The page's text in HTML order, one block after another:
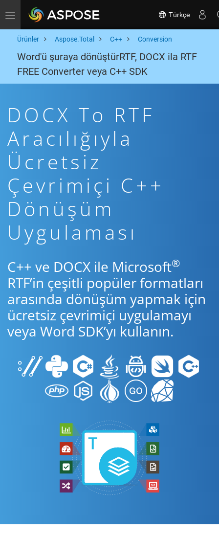
Toggle navigation Türkçe
Ürünler Aspose.Total C++ Conversion
Word'ü şuraya dönüştürRTF, DOCX ila RTF
FREE Converter veya C++ SDK
DOCX To RTF
Aracılığıyla
Ücretsiz
Çevrimiçi C++
Dönüşüm
Uygulaması
C++ ve DOCX ile Microsoft®
RTF’in çeşitli popüler formatları
arasında dönüşüm yapmak için
ücretsiz çevrimiçi uygulamayı
veya Word SDK’yı kullanın.